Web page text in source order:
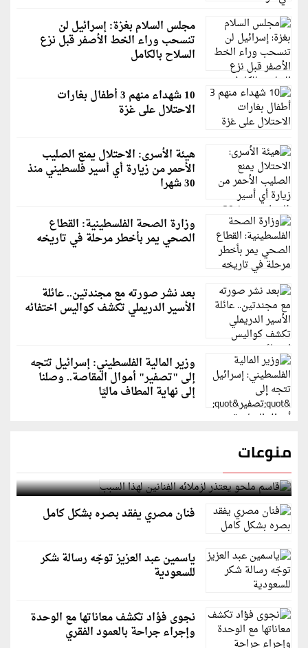
مجلس السلام بغزة: إسرائيل لن
تنسحب وراء الخط الأصفر قبل نزع
السلاح بالكامل
10 شهداء منهم 3 أطفال بغارات
الاحتلال على غزة
هيئة الأسرى: الاحتلال يمنع الصليب
الأحمر من زيارة أي أسير فلسطيني منذ
30 شهرا
وزارة الصحة الفلسطينية: القطاع
الصحي يمر بأخطر مرحلة في تاريخه
بعد نشر صورته مع مجندتين.. عائلة
الأسير الدريملي تكشف كواليس اختفائه
وزير المالية الفلسطيني: إسرائيل تتجه
إلى "تصفير" أموال المقاصة.. وصلنا
إلى نهاية المطاف ماليًا
منوعات
قاسم ملحو يعتذر لزملائه الفنانين لهذا السبب
فنان مصري يفقد بصره بشكل كامل
ياسمين عبد العزيز توجّه رسالة شكر
للسعودية
نجوى فؤاد تكشف معاناتها مع الوحدة
وإجراء جراحة بالعمود الفقري